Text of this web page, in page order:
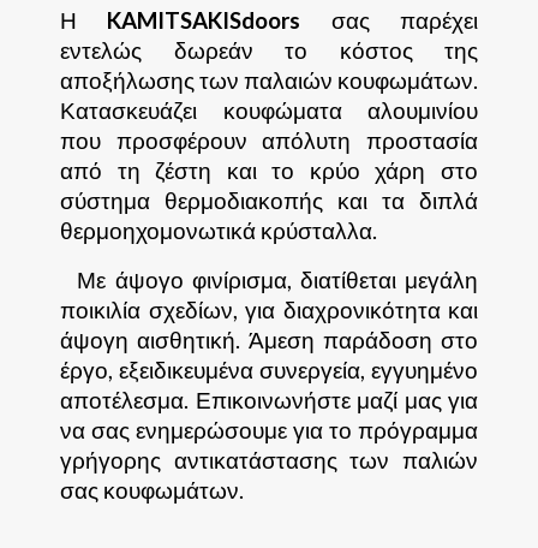
Η KAMITSAKISdoors σας παρέχει
εντελώς δωρεάν το κόστος της
αποξήλωσης των παλαιών κουφωμάτων.
Κατασκευάζει κουφώματα αλουμινίου
που προσφέρουν απόλυτη προστασία
από τη ζέστη και το κρύο χάρη στο
σύστημα θερμοδιακοπής και τα διπλά
θερμοηχομονωτικά κρύσταλλα.
Με άψογο φινίρισμα, διατίθεται μεγάλη
ποικιλία σχεδίων, για διαχρονικότητα και
άψογη αισθητική. Άμεση παράδοση στο
έργο, εξειδικευμένα συνεργεία, εγγυημένο
αποτέλεσμα. Επικοινωνήστε μαζί μας για
να σας ενημερώσουμε για το πρόγραμμα
γρήγορης αντικατάστασης των παλιών
σας κουφωμάτων.